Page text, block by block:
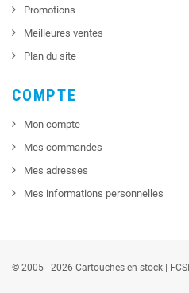
Promotions
Meilleures ventes
Plan du site
COMPTE
Mon compte
Mes commandes
Mes adresses
Mes informations personnelles
© 2005 - 2026 Cartouches en stock | FCSI